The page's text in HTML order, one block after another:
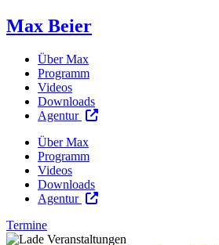
Max Beier
Über Max
Programm
Videos
Downloads
Agentur
Über Max
Programm
Videos
Downloads
Agentur
Termine